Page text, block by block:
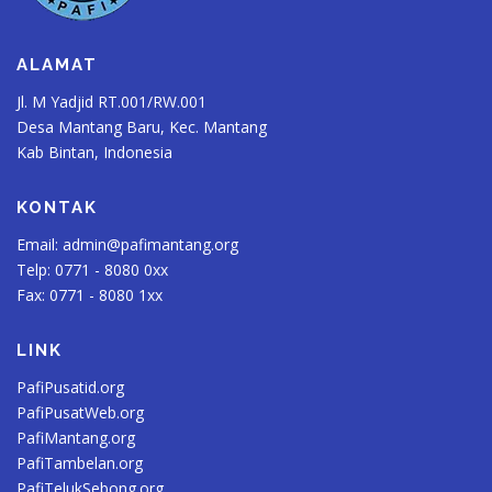
ALAMAT
Jl. M Yadjid RT.001/RW.001
Desa Mantang Baru, Kec. Mantang
Kab Bintan, Indonesia
KONTAK
Email: admin@pafimantang.org
Telp: 0771 - 8080 0xx
Fax: 0771 - 8080 1xx
LINK
PafiPusatid.org
PafiPusatWeb.org
PafiMantang.org
PafiTambelan.org